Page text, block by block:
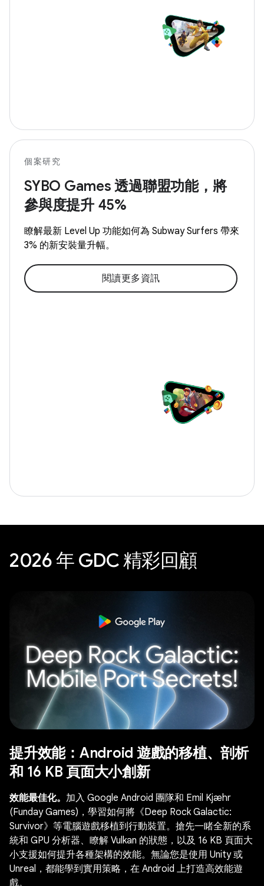
個案研究
SYBO Games 透過聯盟功能，將
參與度提升 45%
瞭解最新 Level Up 功能如何為 Subway Surfers 帶來
3% 的新安裝量升幅。
閱讀更多資訊
2026 年 GDC 精彩回顧
提升效能：Android 遊戲的移植、剖析
和 16 KB 頁面大小創新
效能最佳化。 加入 Google Android 團隊和 Emil Kjæhr
(Funday Games)，學習如何將《Deep Rock Galactic:
Survivor》等電腦遊戲移植到行動裝置。搶先一睹全新的系
統和 GPU 分析器、瞭解 Vulkan 的狀態，以及 16 KB 頁面大
小支援如何提升各種架構的效能。無論您是使用 Unity 或
Unreal，都能學到實用策略，在 Android 上打造高效能遊
戲。